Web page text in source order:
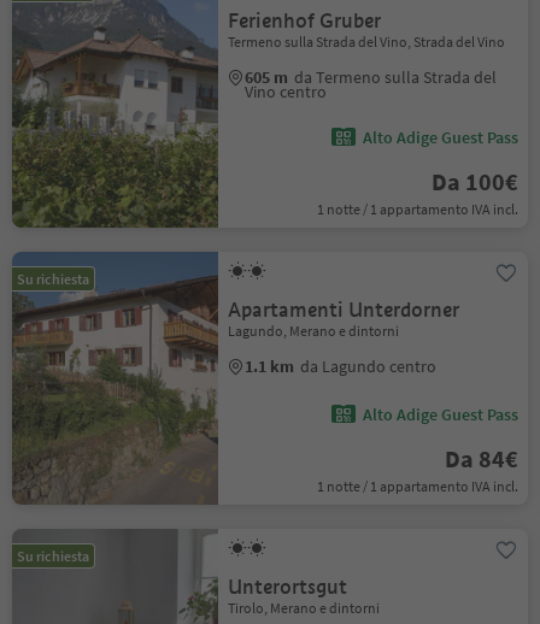
Ferienhof Gruber
Termeno sulla Strada del Vino, Strada del Vino
605 m da Termeno sulla Strada del
Vino centro
Alto Adige Guest Pass
Da 100€
1 notte / 1 appartamento IVA incl.
Su richiesta
Apartamenti Unterdorner
Lagundo, Merano e dintorni
1.1 km da Lagundo centro
Alto Adige Guest Pass
Da 84€
1 notte / 1 appartamento IVA incl.
Su richiesta
Unterortsgut
Tirolo, Merano e dintorni